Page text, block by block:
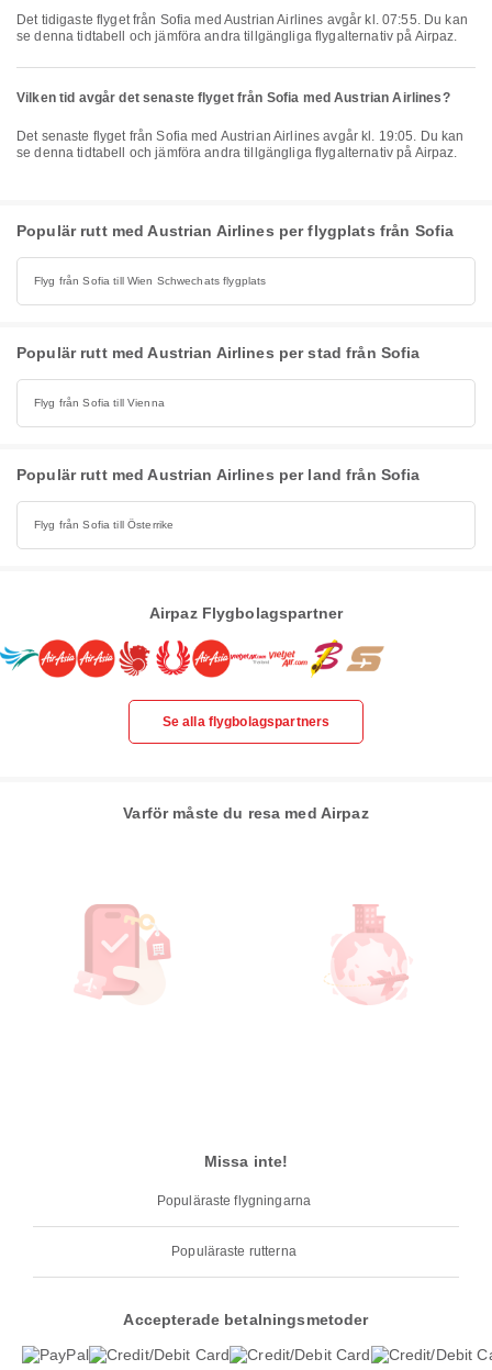
Det tidigaste flyget från Sofia med Austrian Airlines avgår kl. 07:55. Du kan
se denna tidtabell och jämföra andra tillgängliga flygalternativ på Airpaz.
Vilken tid avgår det senaste flyget från Sofia med Austrian Airlines?
Det senaste flyget från Sofia med Austrian Airlines avgår kl. 19:05. Du kan
se denna tidtabell och jämföra andra tillgängliga flygalternativ på Airpaz.
Populär rutt med Austrian Airlines per flygplats från Sofia
Flyg från Sofia till Wien Schwechats flygplats
Populär rutt med Austrian Airlines per stad från Sofia
Flyg från Sofia till Vienna
Populär rutt med Austrian Airlines per land från Sofia
Flyg från Sofia till Österrike
Airpaz Flygbolagspartner
Se alla flygbolagspartners
Varför måste du resa med Airpaz
Missa inte!
Populäraste flygningarna
Populäraste rutterna
Accepterade betalningsmetoder